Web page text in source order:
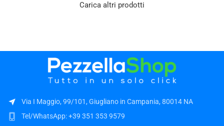
Carica altri prodotti
Via I Maggio, 99/101, Giugliano in Campania, 80014 NA
Tel/WhatsApp: +39 351 353 9579